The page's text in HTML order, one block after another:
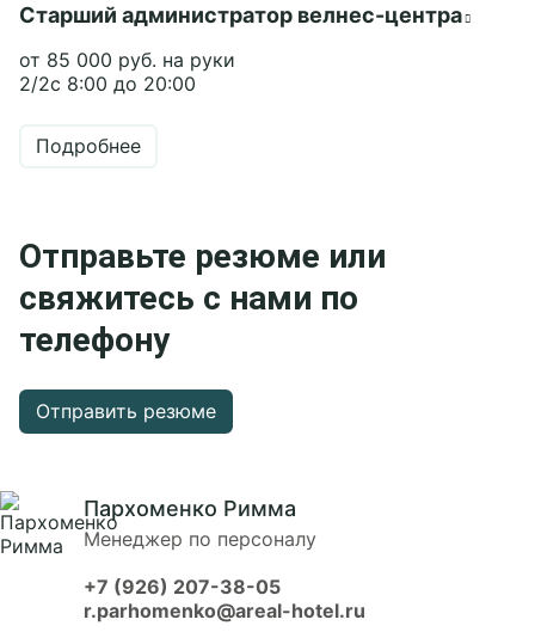
Старший администратор велнес-центра
от 85 000 руб. на руки
2/2с 8:00 до 20:00
Подробнее
Отправьте резюме или
свяжитесь с нами по
телефону
Отправить резюме
Пархоменко Римма
Менеджер по персоналу
+7 (926) 207-38-05
r.parhomenko@areal-hotel.ru